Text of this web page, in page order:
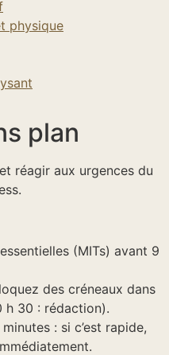
physique
plan
réagir aux urgences du
(MITs) avant 9
des créneaux dans
h 30 : rédaction).
: si c’est rapide,